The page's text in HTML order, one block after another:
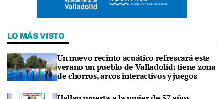
LO MÁS VISTO
Un nuevo recinto acuático refrescará este
verano un pueblo de Valladolid: tiene zona
de chorros, arcos interactivos y juegos